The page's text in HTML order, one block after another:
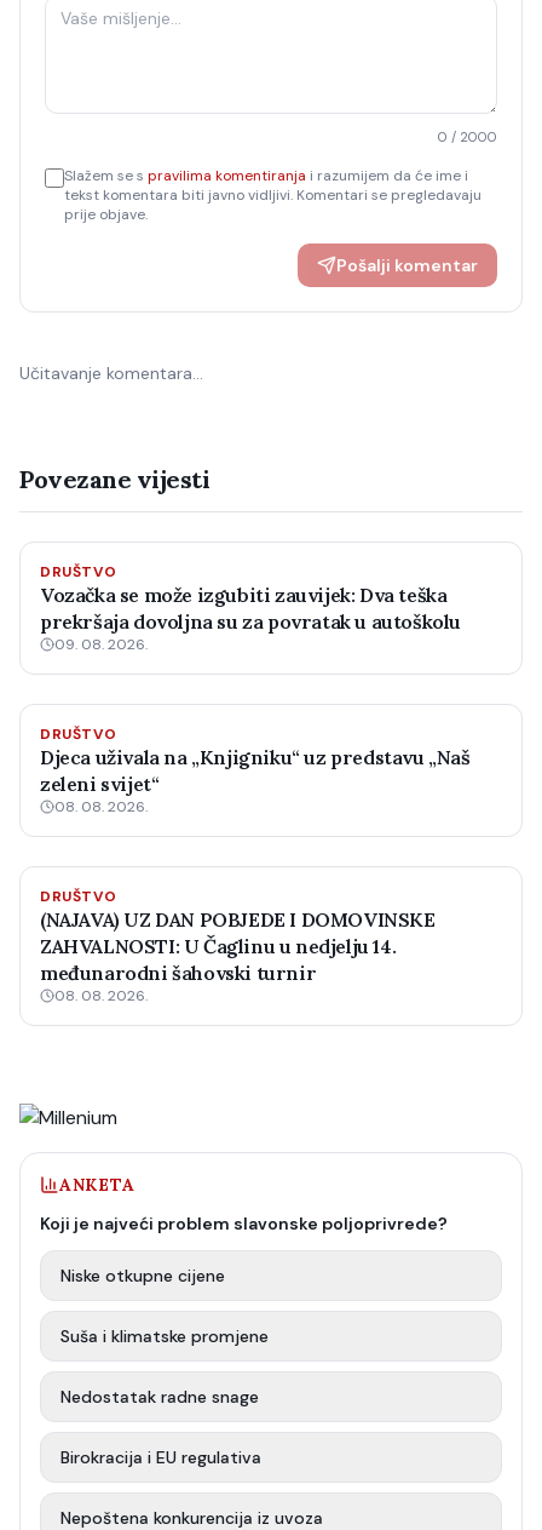
0 / 2000
Slažem se s pravilima komentiranja i razumijem da će ime i
tekst komentara biti javno vidljivi. Komentari se pregledavaju
prije objave.
Pošalji komentar
Učitavanje komentara…
Povezane vijesti
DRUŠTVO
Vozačka se može izgubiti zauvijek: Dva teška
prekršaja dovoljna su za povratak u autoškolu
09. 08. 2026.
DRUŠTVO
Djeca uživala na „Knjigniku“ uz predstavu „Naš
zeleni svijet“
08. 08. 2026.
DRUŠTVO
(NAJAVA) UZ DAN POBJEDE I DOMOVINSKE
ZAHVALNOSTI: U Čaglinu u nedjelju 14.
međunarodni šahovski turnir
08. 08. 2026.
ANKETA
Koji je najveći problem slavonske poljoprivrede?
Niske otkupne cijene
Suša i klimatske promjene
Nedostatak radne snage
Birokracija i EU regulativa
Nepoštena konkurencija iz uvoza